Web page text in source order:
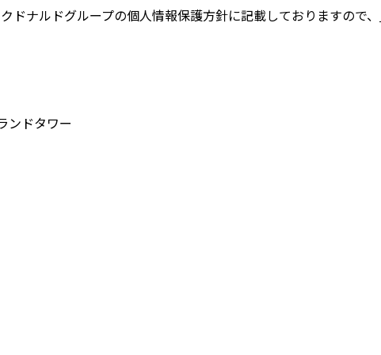
ドナルドグループの個人情報保護方針に記載しておりますので、
ンドタワー